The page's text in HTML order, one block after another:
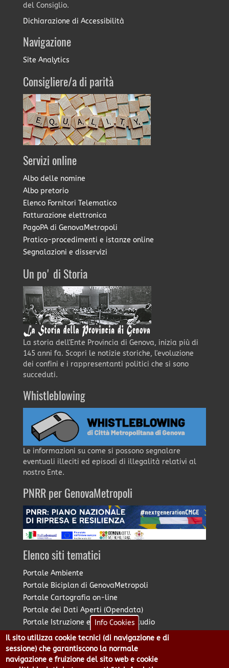
del Consiglio.
Dichiarazione di Accessibilità
Navigazione
Site Analytics
Consigliere/a di parità
Servizi online
Albo delle nomine
Albo pretorio
Elenco Fornitori Telematico
Fatturazione elettronica
PagoPA di GenovaMetropoli
Pratico-procedimenti e istanze online
Segnalazioni e disservizi
Un po' di Storia
La storia dell'Ente Provincia di Genova, inizia più di
145 anni fa. Scopri le notizie storiche, l'evoluzione
dei confini e i rappresentanti politici che si sono
succeduti.
Whistleblowing
Le informazioni su come si possono segnalare
eventuali illeciti ed episodi di illegalità relativi al
nostro Ente.
PNRR per GenovaMetropoli
Elenco siti tematici
Portale Ambiente
Portale Biciplan di GenovaMetropoli
Portale Cartografia on-line
Portale dei Dati Aperti (Opendata)
Portale Istruzione e Diritto allo Studio
Portale Marketing Territoriale
Portale Piano Strategico Metropolitano
Portale PUMS di GenovaMetropoli
Info Cookies
Il sito utilizza cookie tecnici (di navigazione e di
sessione) che garantiscono la normale
navigazione e fruizione del sito web e cookie